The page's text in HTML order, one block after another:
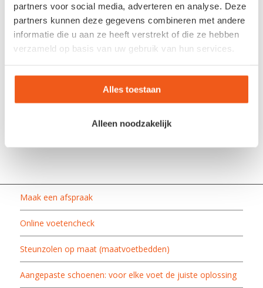
partners voor social media, adverteren en analyse. Deze
partners kunnen deze gegevens combineren met andere
informatie die u aan ze heeft verstrekt of die ze hebben
verzameld op basis van uw gebruik van hun services.
Alles toestaan
Alleen noodzakelijk
Maak een afspraak
Online voetencheck
Steunzolen op maat (maatvoetbedden)
Aangepaste schoenen: voor elke voet de juiste oplossing